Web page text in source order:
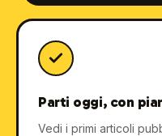
Parti oggi, con
Vedi i primi articoli